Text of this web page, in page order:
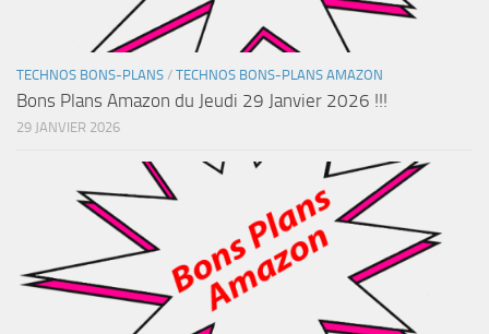
TECHNOS BONS-PLANS / TECHNOS BONS-PLANS AMAZON
Bons Plans Amazon du Jeudi 29 Janvier 2026 !!!
29 JANVIER 2026